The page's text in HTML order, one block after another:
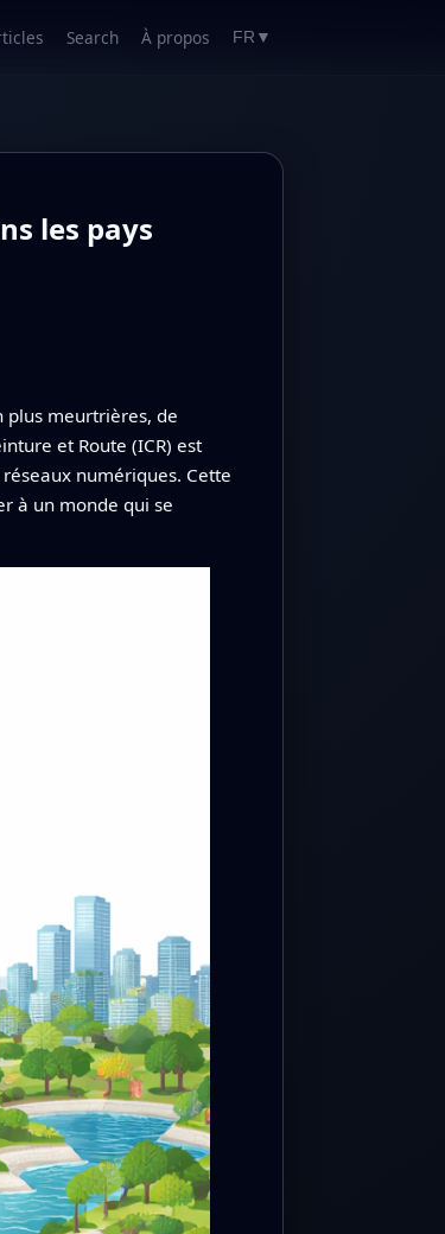
Search À propos FR ▼
les pays
plus meurtrières, de
et Route (ICR) est
numériques. Cette
à un monde qui se